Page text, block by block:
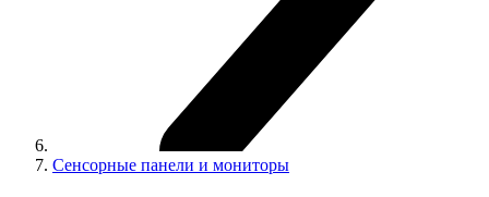
Сенсорные панели и мониторы